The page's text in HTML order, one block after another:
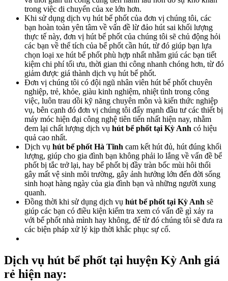
trong việc di chuyển của xe lớn hơn.
Khi sử dụng dịch vụ hút bể phốt của đơn vị chúng tôi, các
bạn hoàn toàn yên tâm về vấn đề lừ đảo hút sai khối lượng
thực tế này, đơn vị hút bể phốt của chúng tôi sẽ chủ động hỏi
các bạn về thể tích của bể phốt cần hút, từ đó giúp bạn lựa
chọn loại xe hút bể phốt phù hợp nhất nhằm giú các bạn tiết
kiệm chi phí tối ưu, thời gian thi công nhanh chóng hơn, từ đó
giảm được giá thành dịch vụ hút bể phốt.
Đơn vị chúng tôi có đội ngũ nhân viên hút bể phốt chuyên
nghiệp, trẻ, khỏe, giàu kinh nghiệm, nhiệt tình trong công
việc, luôn trau dồi kỹ năng chuyên môn và kiến thức nghiệp
vụ, bên cạnh đó đơn vị chúng tôi đẩy mạnh đầu tư các thiết bị
máy móc hiện đại công nghệ tiên tiến nhất hiện nay, nhằm
đem lại chất lượng dịch vụ hút bể phốt tại Kỳ Anh có hiệu
quả cao nhất.
Dịch vụ hút bể phốt Hà Tĩnh cam kết hút đủ, hút đúng khối
lượng, giúp cho gia đình bạn không phải lo lắng về vấn đề bể
phốt bị tắc trở lại, hay bể phốt bị đầy tràn bốc mùi hôi thối
gây mất vệ sinh môi trường, gây ảnh hưởng lớn đến đời sống
sinh hoạt hàng ngày của gia đình bạn và những người xung
quanh.
Đồng thời khi sử dụng dịch vụ hút bể phốt tại Kỳ Anh sẽ
giúp các bạn có điều kiện kiểm tra xem có vấn đề gì xảy ra
với bể phốt nhà mình hay không, để từ đó chúng tôi sẽ đưa ra
các biện pháp xử lý kịp thời khắc phục sự cố.
Dịch vụ hút bể phốt tại huyện Kỳ Anh giá
rẻ hiện nay: